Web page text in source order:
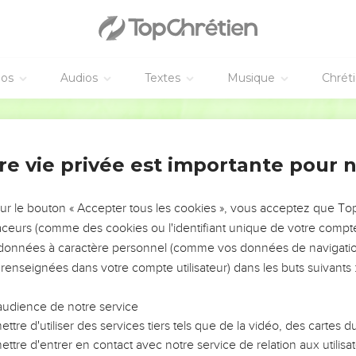
Audios Textes Musique
alors. Il brûla l'holocauste, le bois, les pierres et la terre, et il
tous les membres du peuple tombèrent le visage contre terre
de Baal, leur dit Elie. Qu'aucun d'eux ne puisse
Monte manger et boire, car il y a un grondement annonciateur
et boire. Quant à Elie, il monta au sommet du Carmel et, se
genoux.
: « Monte regarder du côté de la mer. » Le serviteur monta,
dit : « Voici un petit nuage qui s'élève au-dessus de la
Elie dit : « Monte dire à Achab : ‘Attelle ton char et descends,
vie privée est importante pour
le bouton « Accepter tous les cookies », vous acceptez que
(comme des cookies ou l'identifiant unique de votre
à caractère personnel (comme vos données de
dans votre compte utilisateur) dans les buts suivants :
de notre service
d'utiliser des services tiers tels que de la vidéo, des cartes
d'entrer en contact avec notre service de relation aux